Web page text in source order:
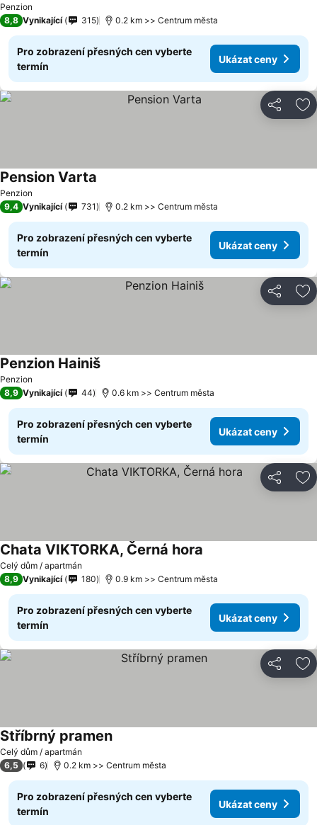
Penzion
8,8 Vynikající 315 0.2 km >> Centrum města
Pro zobrazení přesných cen vyberte
termín
Ukázat ceny
Sdílet
Penzion
Pension Varta
9,4 Vynikající 731 0.2 km >> Centrum města
Pro zobrazení přesných cen vyberte
termín
Ukázat ceny
Sdílet
Penzion
Penzion HainišUkázat ceny
8,9 Vynikající 44 0.6 km >> Centrum města
Pro zobrazení přesných cen vyberte
termín
Ukázat ceny
Sdílet
Celý dům / apartmán
Chata VIKTORKA, Černá hora
8,9 Vynikající 180 0.9 km >> Centrum města
Pro zobrazení přesných cen vyberte
termín
Ukázat ceny
Sdílet
Celý dům / apartmán
Stříbrný pramenUkázat ceny
6,5 6 0.2 km >> Centrum města
Pro zobrazení přesných cen vyberte
termín
Ukázat ceny